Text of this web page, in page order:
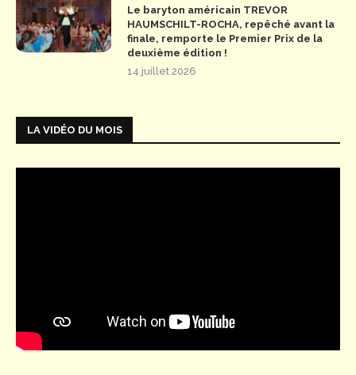
Le baryton américain TREVOR
HAUMSCHILT-ROCHA, repêché avant la
finale, remporte le Premier Prix de la
deuxième édition !
14 juillet 2026
LA VIDÉO DU MOIS